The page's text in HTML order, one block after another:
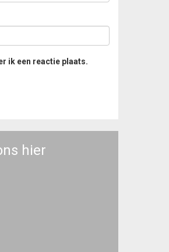
ik een reactie plaats.
hier